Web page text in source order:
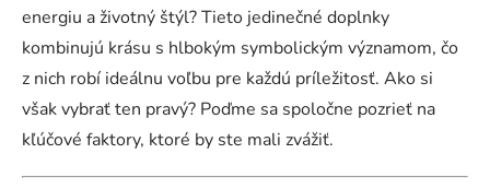
energiu a životný štýl? Tieto jedinečné doplnky
kombinujú krásu s hlbokým symbolickým významom, čo
z nich robí ideálnu voľbu pre každú príležitosť. Ako si
však vybrať ten pravý? Poďme sa spoločne pozrieť na
kľúčové faktory, ktoré by ste mali zvážiť.